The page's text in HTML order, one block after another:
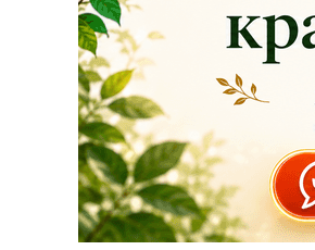
Успейте
качественные
растения и
свой сад! Всех
в нашем
ЧИТАТЬ ДАЛЕЕ